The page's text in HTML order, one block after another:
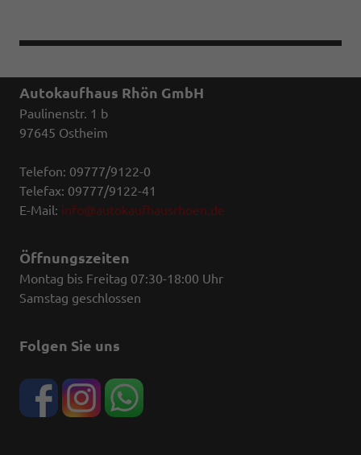
Autokaufhaus Rhön GmbH
Paulinenstr. 1 b
97645 Ostheim
Telefon: 09777/9122-0
Telefax: 09777/9122-41
E-Mail: info@autokaufhausrhoen.de
Öffnungszeiten
Montag bis Freitag 07:30-18:00 Uhr
Samstag geschlossen
Folgen Sie uns